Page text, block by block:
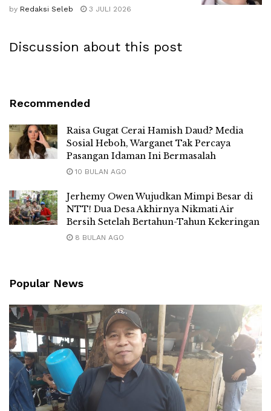
by Redaksi Seleb 3 JULI 2026
Discussion about this post
Recommended
Raisa Gugat Cerai Hamish Daud? Media
Sosial Heboh, Warganet Tak Percaya
Pasangan Idaman Ini Bermasalah
10 BULAN AGO
Jerhemy Owen Wujudkan Mimpi Besar di
NTT! Dua Desa Akhirnya Nikmati Air
Bersih Setelah Bertahun-Tahun Kekeringan
8 BULAN AGO
Popular News